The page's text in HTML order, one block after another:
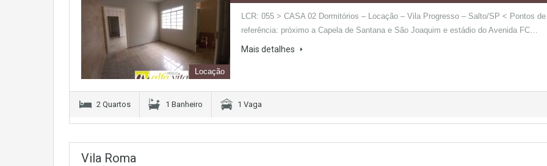
Locação
LCR: 055 > CASA 02 Dormitórios – Locação – Vila Progresso – Salto/SP < Pontos de
referência: próximo a Capela de Santana e São Joaquim e estádio do Avenida FC…
Mais detalhes
2 Quartos 1 Banheiro 1 Vaga
Vila Roma